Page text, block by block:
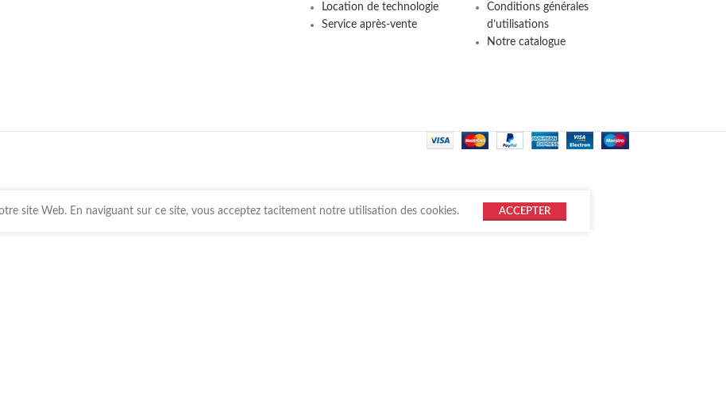
Location de technologie
Service après-vente
Conditions générales
d’utilisations
Notre catalogue
site Web. En naviguant sur ce site, vous acceptez tacitement notre utilisation des cookies. ACCEPTER